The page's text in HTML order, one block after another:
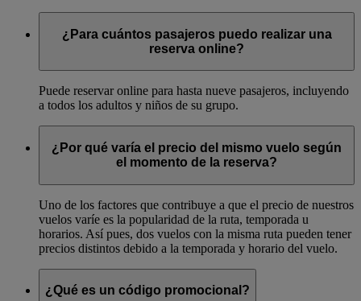
¿Para cuántos pasajeros puedo realizar una
reserva online?
Puede reservar online para hasta nueve pasajeros, incluyendo
a todos los adultos y niños de su grupo.
¿Por qué varía el precio del mismo vuelo según
el momento de la reserva?
Uno de los factores que contribuye a que el precio de nuestros
vuelos varíe es la popularidad de la ruta, temporada u
horarios. Así pues, dos vuelos con la misma ruta pueden tener
precios distintos debido a la temporada y horario del vuelo.
¿Qué es un código promocional?